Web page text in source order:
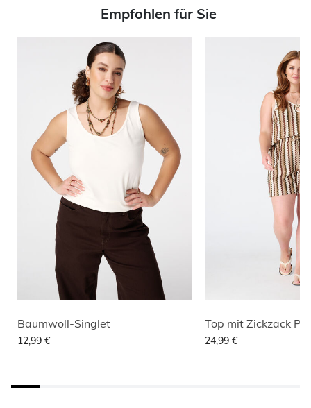
Empfohlen für Sie
Baumwoll-Singlet
12,99 €
Top mit Zickzack
24,99 €